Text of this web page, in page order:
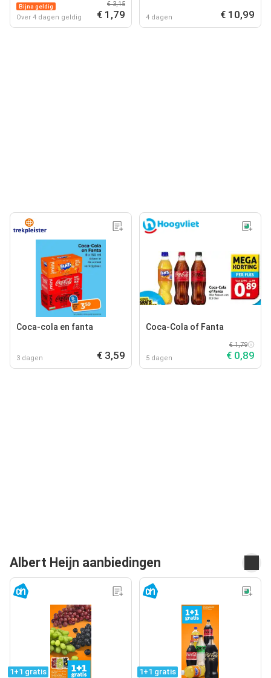
Bijna geldig
Over 4 dagen geldig
€ 3,15
€ 1,79 4 dagen € 10,99
Coca-cola en fanta
3 dagen € 3,59
Coca-Cola of Fanta
5 dagen
€ 1,79
€ 0,89
Albert Heijn aanbiedingen
1+1 gratis 1+1 gratis